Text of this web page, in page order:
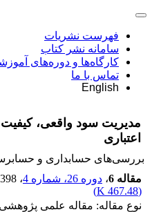
فهرست نشریات
سامانه نشر کتاب
کارگاه‌ها و دوره‌های
تماس با ما
English
مدیریت سود واقعی،
اعتباری
بررسی‏‌های حسابداری و
مقاله 6
، دوره 26، شماره 4 ، 1398
(
467.48 K
)
نوع مقاله: مقاله علمی پژوهشی